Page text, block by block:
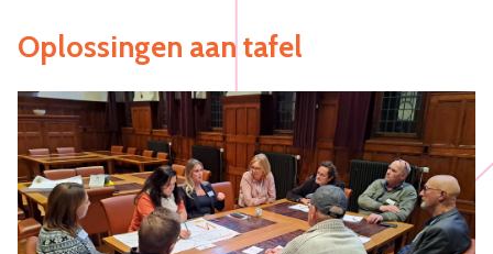
Oplossingen aan tafel